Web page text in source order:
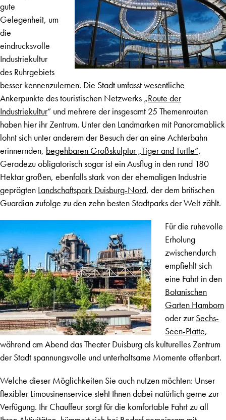
gute
Gelegenheit, um
die
eindrucksvolle
Industriekultur
des Ruhrgebiets
besser kennenzulernen. Die Stadt umfasst wesentliche
Ankerpunkte des touristischen Netzwerks „Route der
Industriekultur“ und mehrere der insgesamt 25 Themenrouten
haben hier ihr Zentrum. Unter den Landmarken mit Panoramablick
lohnt sich unter anderem der Besuch der an eine Achterbahn
erinnernden, begehbaren Großskulptur „Tiger and Turtle“.
Geradezu obligatorisch sogar ist ein Ausflug in den rund 180
Hektar großen, ebenfalls stark von der ehemaligen Industrie
geprägten Landschaftspark Duisburg-Nord, der dem britischen
Guardian zufolge zu den zehn besten Stadtparks der Welt zählt.
Für die ruhevolle
Erholung
zwischendurch
empfiehlt sich
eine Fahrt in den
Botanischen
Garten Hamborn
oder zurSechs-
Seen-Platte,
während am Abend das Theater Duisburg als kulturelles Zentrum
der Stadt spannungsvolle und unterhaltsame Momente offenbart.
Welche dieser Möglichkeiten Sie auch nutzen möchten: Unser
flexibler Limousinenservice steht Ihnen dabei natürlich gerne zur
Verfügung. Ihr Chauffeur sorgt für die komfortable Fahrt zu all